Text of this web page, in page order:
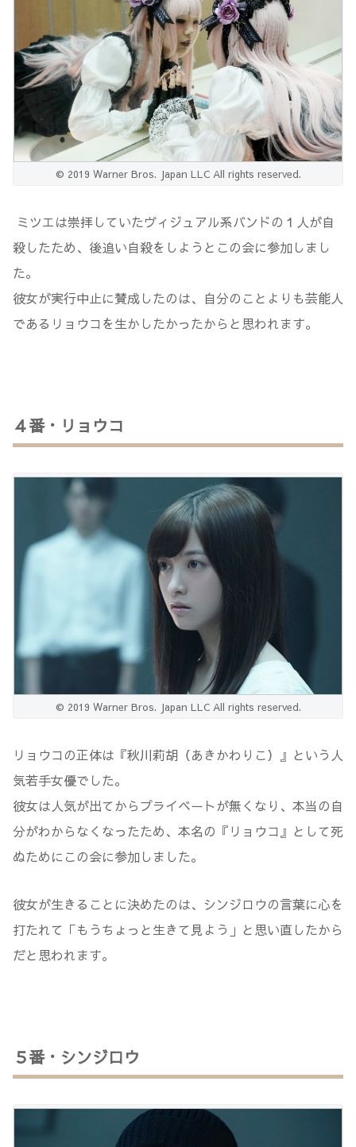
© 2019 Warner Bros. Japan LLC All rights reserved.
ミツエは崇拝していたヴィジュアル系バンドの１人が自
殺したため、後追い自殺をしようとこの会に参加しまし
た。
彼女が実行中止に賛成したのは、自分のことよりも芸能人
であるリョウコを生かしたかったからと思われます。
４番・リョウコ
© 2019 Warner Bros. Japan LLC All rights reserved.
リョウコの正体は『秋川莉胡（あきかわりこ）』という人
気若手女優でした。
彼女は人気が出てからプライベートが無くなり、本当の自
分がわからなくなったため、本名の『リョウコ』として死
ぬためにこの会に参加しました。
彼女が生きることに決めたのは、シンジロウの言葉に心を
打たれて「もうちょっと生きて見よう」と思い直したから
だと思われます。
５番・シンジロウ